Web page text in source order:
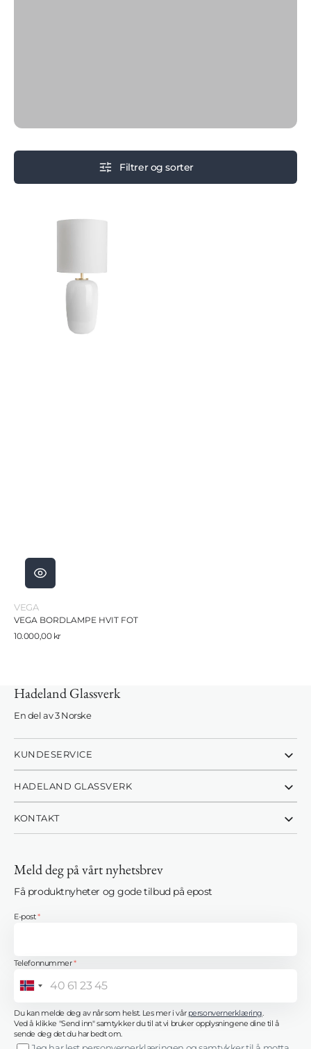
Filtrer og sorter
BORDLAMPE
Selger:
VEGA
VEGA BORDLAMPE HVIT FOT
Vanlig
10.000,00 kr
Hadeland Glassverk
En del av 3 Norske
KUNDESERVICE
HADELAND GLASSVERK
KONTAKT
Meld deg på vårt nyhetsbrev
Få produktnyheter og gode tilbud på epost
E-post*
Telefonnummer*
Norway
Du kan melde deg av når som helst. Les mer i vår personvernerklæring.
Ved å klikke "Send inn" samtykker du til at vi bruker opplysningene dine til å
sende deg det du har bedt om.